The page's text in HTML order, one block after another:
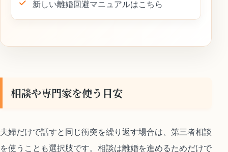
新しい離婚回避マニュアルはこちら
相談や専門家を使う目安
夫婦だけで話すと同じ衝突を繰り返す場合は、第三者相談
を使うことも選択肢です。相談は離婚を進めるためだけで